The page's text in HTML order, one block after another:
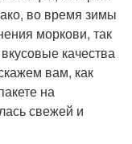
во время зимы
моркови, так
качества
вам, как
на
свежей и